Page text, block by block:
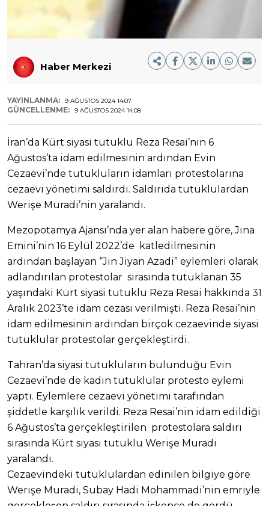
Haber Merkezi
YAYINLANMA: 9 AĞUSTOS 2024 14:07
GÜNCELLENME: 9 AĞUSTOS 2024 14:08
İran’da Kürt siyasi tutuklu Reza Resai’nin 6
Ağustos’ta idam edilmesinin ardından Evin
Cezaevi’nde tutukluların idamları protestolarına
cezaevi yönetimi saldırdı. Saldırıda tutuklulardan
Werişe Muradi’nin yaralandı.
Mezopotamya Ajansı’nda yer alan habere göre, Jina
Emini’nin 16 Eylül 2022’de katledilmesinin
ardından başlayan “Jin Jiyan Azadi” eylemleri olarak
adlandırılan protestolar sırasında tutuklanan 35
yaşındaki Kürt siyasi tutuklu Reza Resai hakkında 31
Aralık 2023’te idam cezası verilmişti. Reza Resai’nin
idam edilmesinin ardından birçok cezaevinde siyasi
tutuklular protestolar gerçekleştirdi.
Tahran’da siyasi tutukluların bulunduğu Evin
Cezaevi’nde de kadın tutuklular protesto eylemi
yaptı. Eylemlere cezaevi yönetimi tarafından
şiddetle karşılık verildi. Reza Resai’nin idam edildiği
6 Ağustos’ta gerçekleştirilen protestolara saldırı
sırasında Kürt siyasi tutuklu Werişe Muradi
yaralandı.
Cezaevindeki tutuklulardan edinilen bilgiye göre
Werişe Muradi, Subay Hadi Mohammadi’nin emriyle